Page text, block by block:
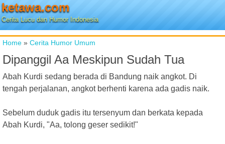
ketawa.com
Cerita Lucu dan Humor Indonesia
Home » Cerita Humor Umum
Dipanggil Aa Meskipun Sudah Tua
Abah Kurdi sedang berada di Bandung naik angkot. Di
tengah perjalanan, angkot berhenti karena ada gadis naik.
Sebelum duduk gadis itu tersenyum dan berkata kepada
Abah Kurdi, "Aa, tolong geser sedikit!"